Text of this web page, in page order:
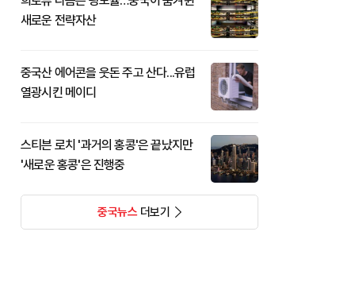
새로운 전략자산
중국산 에어콘을 웃돈 주고 산다...유럽
열광시킨 메이디
스티븐 로치 '과거의 홍콩'은 끝났지만
'새로운 홍콩'은 진행중
중국뉴스더보기